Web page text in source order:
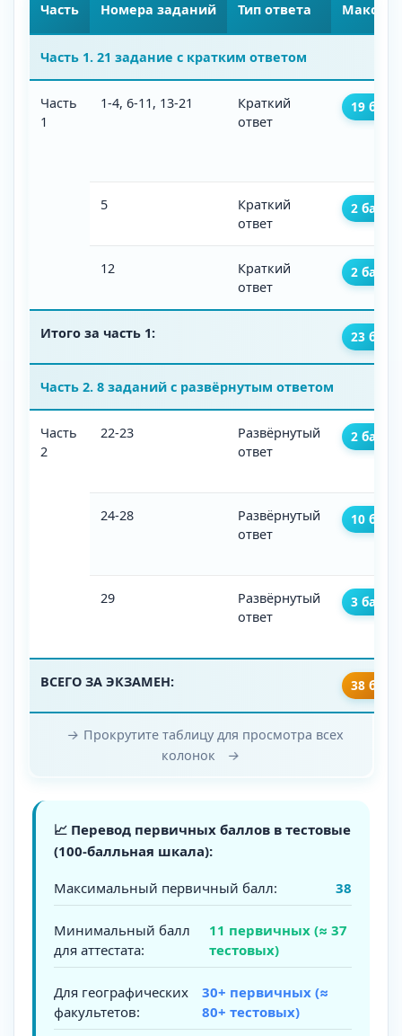
Часть Номера заданий Тип ответа Макс.
Часть 1. 21 задание с кратким ответом
Часть
1
1-4, 6-11, 13-21
Краткий
ответ
19
5
Краткий
ответ
2 балла
12
Краткий
ответ
2 балла
Итого за часть 1: 23
Часть 2. 8 заданий с развёрнутым ответом
Часть
2
22-23
Развёрнутый
ответ
2 балла
24-28
Развёрнутый
ответ
10
29
Развёрнутый
ответ
3 балла
ВСЕГО ЗА ЭКЗАМЕН: 38
→ Прокрутите таблицу для просмотра всех
колонок
→
📈 Перевод первичных баллов в тестовые
(100-балльная шкала):
Максимальный первичный балл: 38
Минимальный балл
для аттестата:
11 первичных (≈ 37
тестовых)
Для географических
факультетов:
30+ первичных (≈
80+ тестовых)